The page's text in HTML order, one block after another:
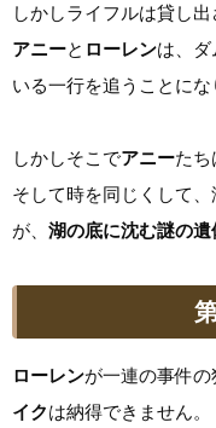
しかしライフルは貸し
アニーと ローレンは、
いる一行を追うことにな
しかしそこでアニーたち
そして時を同じくして
が、 湖の底に沈む謎の遺
ローレンが一連の事件の
イクは納得できません。